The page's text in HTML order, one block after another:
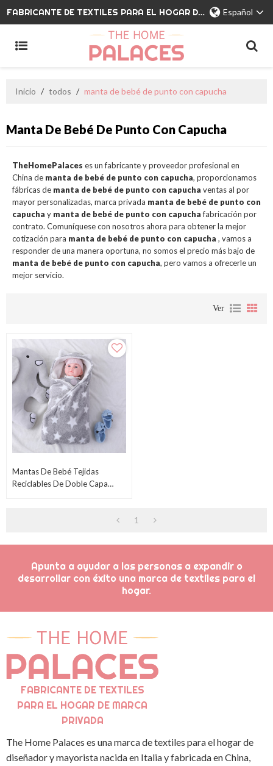
FABRICANTE DE TEXTILES PARA EL HOGAR DE MARCA PRIVADA Español
Inicio / todos / manta de bebé de punto con capucha
Manta De Bebé De Punto Con Capucha
TheHomePalaces es un fabricante y proveedor profesional en
China de manta de bebé de punto con capucha, proporcionamos
fábricas de manta de bebé de punto con capucha ventas al por
mayor personalizadas, marca privada manta de bebé de punto con
capucha y manta de bebé de punto con capuchafabricación por
contrato. Comuníquese con nosotros ahora para obtener la mejor
cotización para manta de bebé de punto con capucha , vamos a
responder de una manera oportuna, no somos el precio más bajo de
manta de bebé de punto con capucha, pero vamos a ofrecerle un
mejor servicio.
Ver
Mantas De Bebé Tejidas
Reciclables De Doble Capa
1
Apunta a ayudar a las personas a expandir o
desarrollar con éxito una marca de textiles para el
hogar.
FABRICANTE DE TEXTILES
PARA EL HOGAR DE MARCA
PRIVADA
The Home Palaces es una marca de textiles para el hogar de
diseñador y mayorista nacida en Italia y fabricada en China,